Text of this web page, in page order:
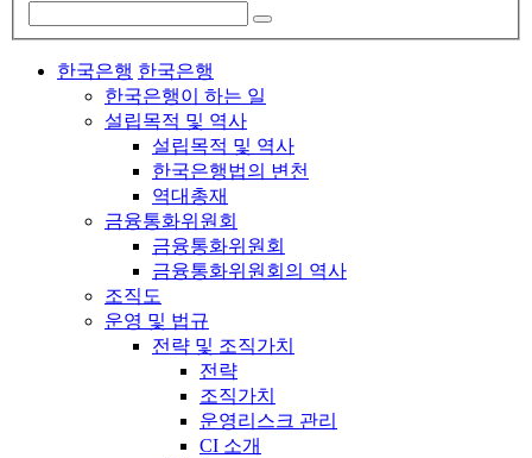
한국은행 한국은행
한국은행이 하는 일
설립목적 및 역사
설립목적 및 역사
한국은행법의 변천
역대총재
금융통화위원회
금융통화위원회
금융통화위원회의 역사
조직도
운영 및 법규
전략 및 조직가치
전략
조직가치
운영리스크 관리
CI 소개